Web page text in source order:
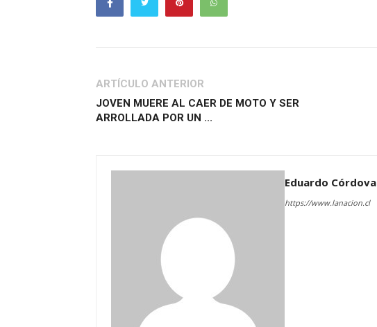
ARTÍCULO ANTERIOR
JOVEN MUERE AL CAER DE MOTO Y SER
ARROLLADA POR UN ...
Eduardo Córdova
https://www.lanacion.cl